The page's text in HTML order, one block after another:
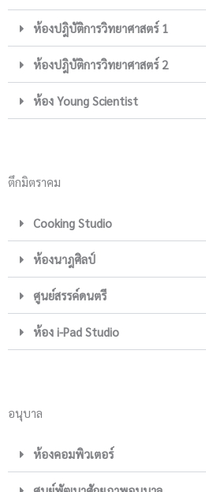
ห้องปฎิบัติการวิทยาศาสตร์ 1
ห้องปฎิบัติการวิทยาศาสตร์ 2
ห้อง Young Scientist
ตึกมิตราคม
Cooking Studio
ห้องนาฎศิลป์
ศูนย์สรรค์ดนตรี
ห้อง i-Pad Studio
อนุบาล
ห้องคอมพิวเตอร์